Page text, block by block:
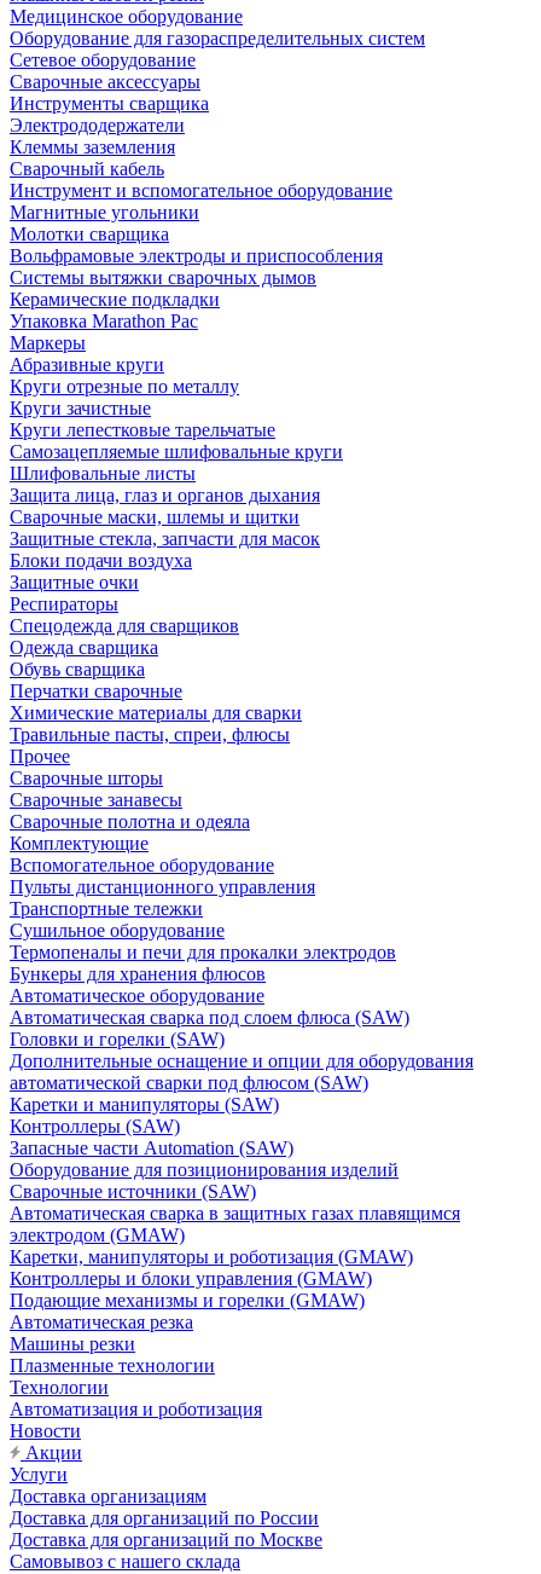
Медицинское оборудование
Оборудование для газораспределительных систем
Сетевое оборудование
Сварочные аксессуары
Инструменты сварщика
Электрододержатели
Клеммы заземления
Сварочный кабель
Инструмент и вспомогательное оборудование
Магнитные угольники
Молотки сварщика
Вольфрамовые электроды и приспособления
Системы вытяжки сварочных дымов
Керамические подкладки
Упаковка Marathon Pac
Маркеры
Абразивные круги
Круги отрезные по металлу
Круги зачистные
Круги лепестковые тарельчатые
Самозацепляемые шлифовальные круги
Шлифовальные листы
Защита лица, глаз и органов дыхания
Сварочные маски, шлемы и щитки
Защитные стекла, запчасти для масок
Блоки подачи воздуха
Защитные очки
Респираторы
Спецодежда для сварщиков
Одежда сварщика
Обувь сварщика
Перчатки сварочные
Химические материалы для сварки
Травильные пасты, спреи, флюсы
Прочее
Сварочные шторы
Сварочные занавесы
Сварочные полотна и одеяла
Комплектующие
Вспомогательное оборудование
Пульты дистанционного управления
Транспортные тележки
Сушильное оборудование
Термопеналы и печи для прокалки электродов
Бункеры для хранения флюсов
Автоматическое оборудование
Автоматическая сварка под слоем флюса (SAW)
Головки и горелки (SAW)
Дополнительные оснащение и опции для оборудования
автоматической сварки под флюсом (SAW)
Каретки и манипуляторы (SAW)
Контроллеры (SAW)
Запасные части Automation (SAW)
Оборудование для позиционирования изделий
Сварочные источники (SAW)
Автоматическая сварка в защитных газах плавящимся
электродом (GMAW)
Каретки, манипуляторы и роботизация (GMAW)
Контроллеры и блоки управления (GMAW)
Подающие механизмы и горелки (GMAW)
Автоматическая резка
Машины резки
Плазменные технологии
Технологии
Автоматизация и роботизация
Новости
Акции
Услуги
Доставка организациям
Доставка для организаций по России
Доставка для организаций по Москве
Самовывоз с нашего склада